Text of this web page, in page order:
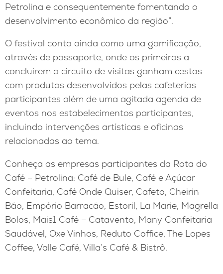
Petrolina e consequentemente fomentando o
desenvolvimento econômico da região”.
O festival conta ainda como uma gamificação,
através de passaporte, onde os primeiros a
concluírem o circuito de visitas ganham cestas
com produtos desenvolvidos pelas cafeterias
participantes além de uma agitada agenda de
eventos nos estabelecimentos participantes,
incluindo intervenções artísticas e oficinas
relacionadas ao tema.
Conheça as empresas participantes da Rota do
Café – Petrolina: Café de Bule, Café e Açúcar
Confeitaria, Café Onde Quiser, Cafeto, Cheirin
Bão, Empório Barracão, Estoril, La Marie, Magrella
Bolos, Mais1 Café – Catavento, Many Confeitaria
Saudável, Oxe Vinhos, Reduto Coffice, The Lopes
Coffee, Valle Café, Villa’s Café & Bistrô.